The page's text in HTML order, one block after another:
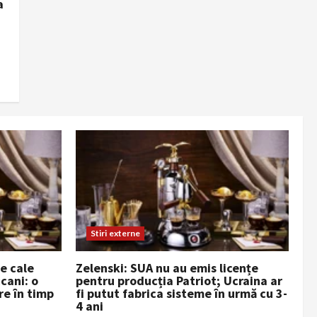
cale
o
în timp
Stiri externe
Zelenski: SUA nu au emis licențe
pentru producția Patriot; Ucraina ar
fi putut fabrica sisteme în urmă cu 3-
4 ani